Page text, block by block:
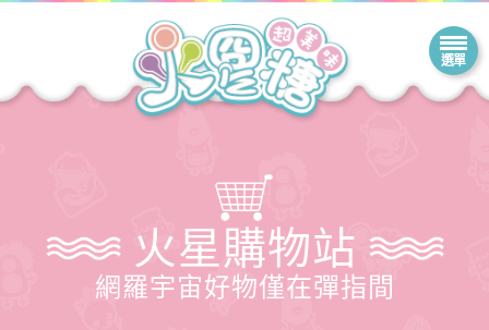
火星購物站
網羅宇宙好物僅在彈指間